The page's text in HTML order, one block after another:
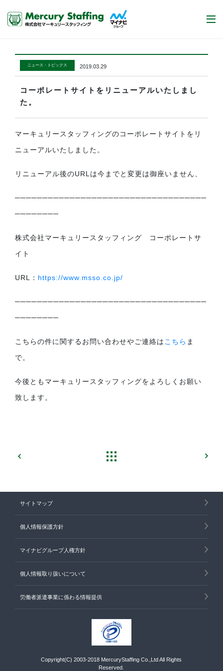
ニュース・トピックス 2019.03.29
コーポレートサイトをリニューアルいたしまし
た。
マーキュリースタッフィングのコーポレートサイトをリ
ニューアルいたしました。
リニューアル後のURLは今までと変更は御座いません、
───────────────────────────────────
────────
株式会社マーキュリースタッフィング コーポレートサ
イト
URL： https://www.msso.co.jp/
───────────────────────────────────
────────
こちらの件に関するお問い合わせやご連絡は こちら ま
で。
今後ともマーキュリースタッフィングをよろしくお願い
致します。
サイトマップ
個人情報保護方針
マイナビグループ人権方針
個人情報取り扱いについて
労働者派遣事業に係わる情報提供
Copyright(C) 2003-2018 MercuryStaffing Co.,Ltd All Rights
Reserved.